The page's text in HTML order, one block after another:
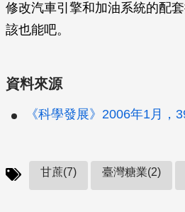
修改汽車引擎和加油系統的配
該也能吧。
資料來源
《科學發展》2006年1月，
甘蔗(7) 臺灣糖業(2)